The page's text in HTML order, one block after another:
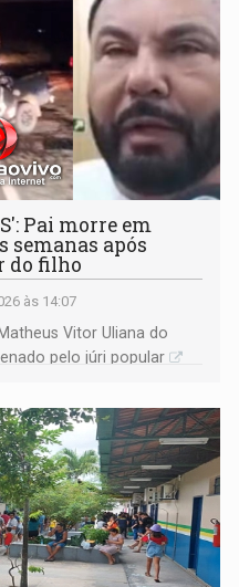
Pai morre em
semanas após
do filho
às 14:07
Vitor Uliana do
pelo júri popular